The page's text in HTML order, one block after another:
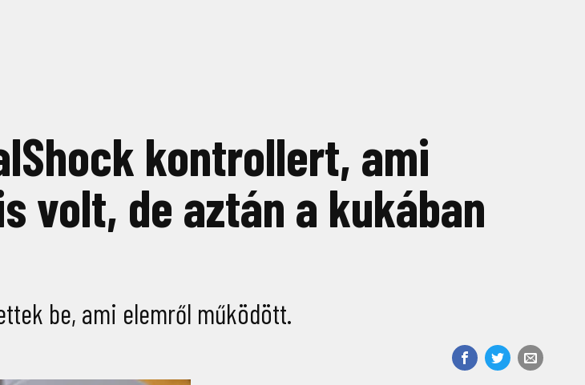
kontrollert, ami
volt, de aztán a kukában
be, ami elemről működött.